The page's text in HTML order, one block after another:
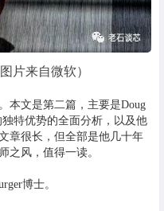
片来自微软）
本文是第二篇，主要是Doug
特优势的全面分析，以及他
章很长，但全部是他几十年
之风，值得一读。
博士。